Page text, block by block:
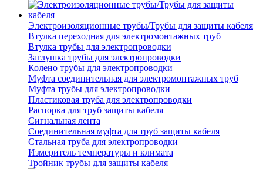
Электроизоляционные трубы/Трубы для защиты кабеля
Втулка переходная для электромонтажных труб
Втулка трубы для электропроводки
Заглушка трубы для электропроводки
Колено трубы для электропроводки
Муфта соединительная для электромонтажных труб
Муфта трубы для электропроводки
Пластиковая труба для электропроводки
Распорка для труб защиты кабеля
Сигнальная лента
Соединительная муфта для труб защиты кабеля
Стальная труба для электропроводки
Измеритель температуры и климата
Тройник трубы для защиты кабеля